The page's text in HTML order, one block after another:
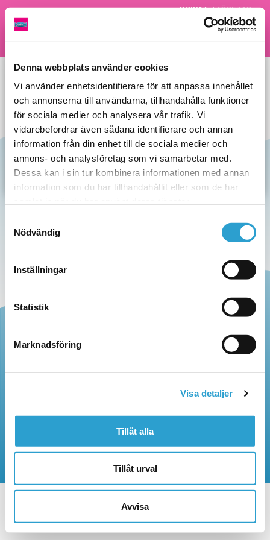
Denna webbplats använder cookies
Vi använder enhetsidentifierare för att anpassa innehållet
och annonserna till användarna, tillhandahålla funktioner
för sociala medier och analysera vår trafik. Vi
vidarebefordrar även sådana identifierare och annan
information från din enhet till de sociala medier och
annons- och analysföretag som vi samarbetar med.
Dessa kan i sin tur kombinera informationen med annan
information som du har tillhandahållit eller som de har
Nödvändig
Inställningar
Statistik
Marknadsföring
Visa detaljer
Tillåt alla
Tillåt urval
Avvisa
Meny
PRIVAT / FÖRETAG
Kontaktformulär test
Andreas
Hussen
Kandyz AB
Cookiepolicy